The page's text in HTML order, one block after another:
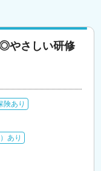
やさしい研修
険あり
あり